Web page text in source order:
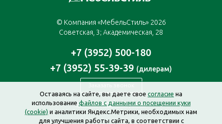
© Компания «МебельСтиль» 2026
Советская, 3; Академическая, 28
+7 (3952) 500-180
+7 (3952) 55-39-39 (дилерам)
Заказать звонок
irkutsk@mebelstyle.ru
Оставаясь на сайте, вы даете свое согласие на
использованиефайлов с данными о посещении куки
(cookie) и аналитики Яндекс.Метрики, необходимых нам
для улучшения работы сайта, в соответствии с